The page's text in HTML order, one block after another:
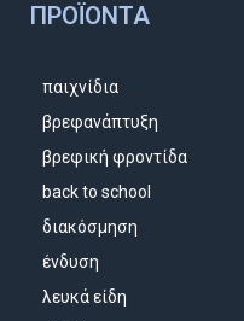
ΠΡΟΪΌΝΤΑ
παιχνίδια
βρεφανάπτυξη
βρεφική φροντίδα
back to school
διακόσμηση
ένδυση
λευκά είδη